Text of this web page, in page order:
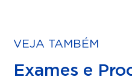
VEJA TAMBÉM
Exames e